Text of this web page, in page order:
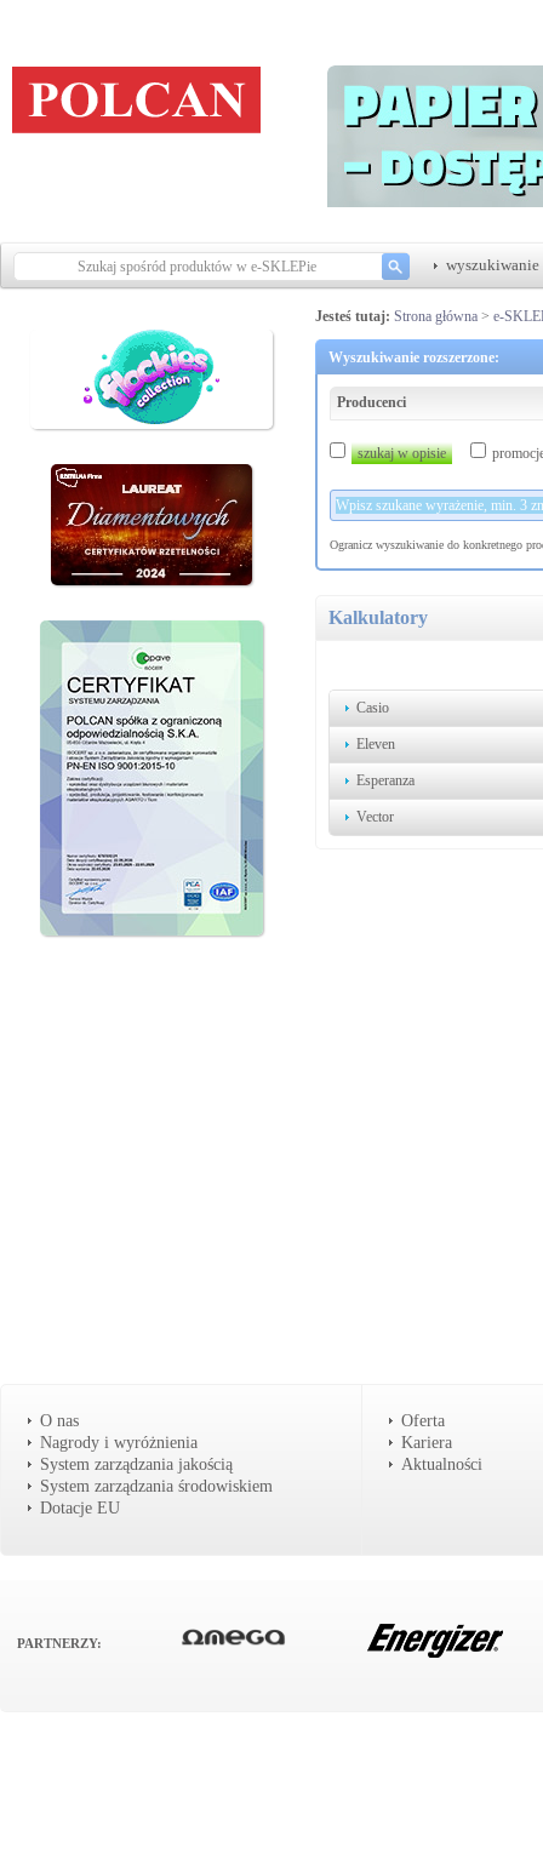
wyszukiwanie
Jesteś tutaj: Strona główna > e-
Wyszukiwanie rozszerzone:
Producenci
szukaj w opisie
Ogranicz wyszukiwanie do konkretnego
Kalkulatory
Casio
Eleven
Esperanza
Vector
O nas
Nagrody i wyróżnienia
System zarządzania jakością
System zarządzania środowiskiem
Dotacje EU
Oferta
Kariera
Aktualności
PARTNERZY: